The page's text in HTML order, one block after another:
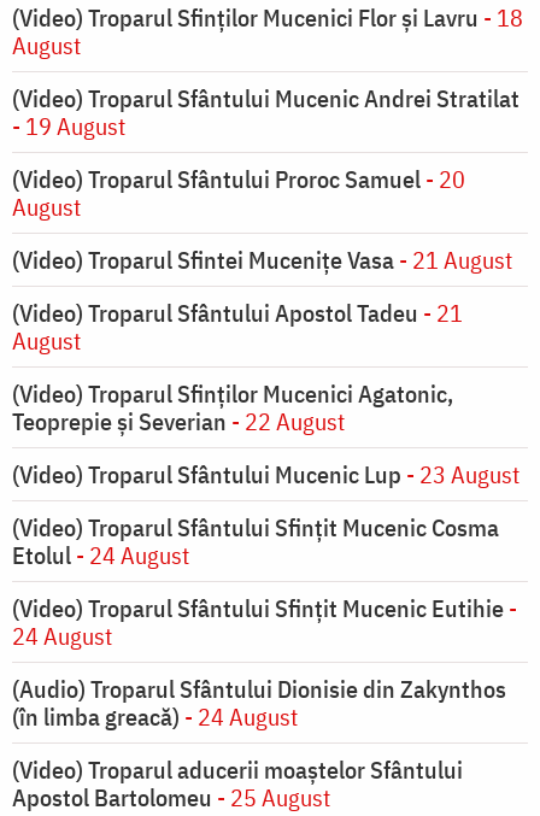
(Video) Troparul Sfinților Mucenici Flor și Lavru - 18
August
(Video) Troparul Sfântului Mucenic Andrei Stratilat
- 19 August
(Video) Troparul Sfântului Proroc Samuel- 20
August
(Video) Troparul Sfintei Mucenițe Vasa- 21 August
(Video) Troparul Sfântului Apostol Tadeu - 21
August
(Video) Troparul Sfinților Mucenici Agatonic,
Teoprepie și Severian - 22 August
(Video) Troparul Sfântului Mucenic Lup - 23 August
(Video) Troparul Sfântului Sfințit Mucenic Cosma
Etolul- 24 August
(Video) Troparul Sfântului Sfințit Mucenic Eutihie-
24 August
(Audio) Troparul Sfântului Dionisie din Zakynthos
(în limba greacă) - 24 August
(Video) Troparul aducerii moaștelor Sfântului
Apostol Bartolomeu - 25 August